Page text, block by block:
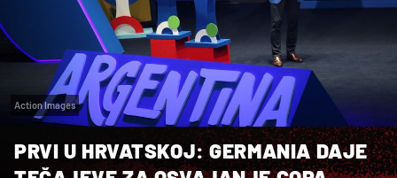
Action Images
PRVI U HRVATSKOJ: GERMANIA DAJE